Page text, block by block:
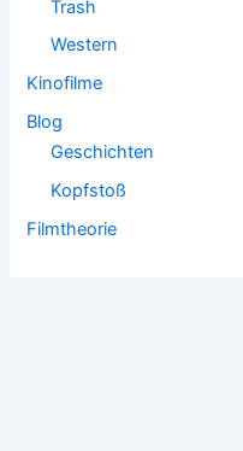
Trash
Western
Kinofilme
Blog
Geschichten
Kopfstoß
Filmtheorie